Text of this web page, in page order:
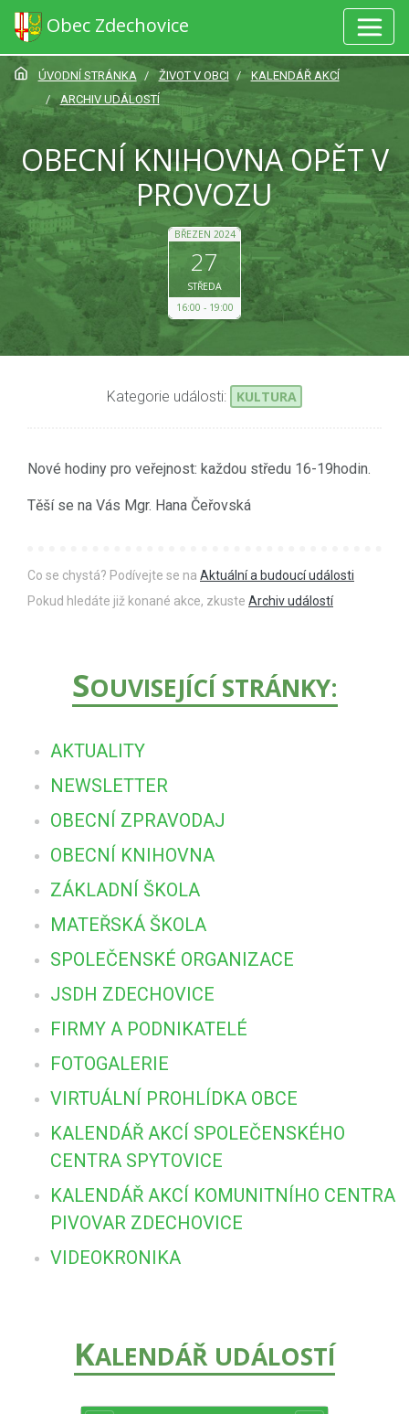
Obec Zdechovice
ÚVODNÍ STRÁNKA ŽIVOT V OBCI
KALENDÁŘ AKCÍ
ARCHIV UDÁLOSTÍ
OBECNÍ KNIHOVNA OPĚT V
PROVOZU
BŘEZEN 2024
27
STŘEDA
16:00
19:00
Kategorie události: KULTURA
Nové hodiny pro veřejnost: každou středu 16-19hodin.
Těší se na Vás Mgr. Hana Čeřovská
Co se chystá? Podívejte se na Aktuální a budoucí události
Pokud hledáte již konané akce, zkuste Archiv událostí
SOUVISEJÍCÍ STRÁNKY:
AKTUALITY
NEWSLETTER
OBECNÍ ZPRAVODAJ
OBECNÍ KNIHOVNA
ZÁKLADNÍ ŠKOLA
MATEŘSKÁ ŠKOLA
SPOLEČENSKÉ ORGANIZACE
JSDH ZDECHOVICE
FIRMY A PODNIKATELÉ
FOTOGALERIE
VIRTUÁLNÍ PROHLÍDKA OBCE
KALENDÁŘ AKCÍ SPOLEČENSKÉHO
CENTRA SPYTOVICE
KALENDÁŘ AKCÍ KOMUNITNÍHO CENTRA
PIVOVAR ZDECHOVICE
VIDEOKRONIKA
KALENDÁŘ UDÁLOSTÍ